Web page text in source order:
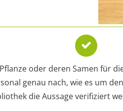
oder deren Samen für
genau nach, wie es um
die Aussage verifiziert